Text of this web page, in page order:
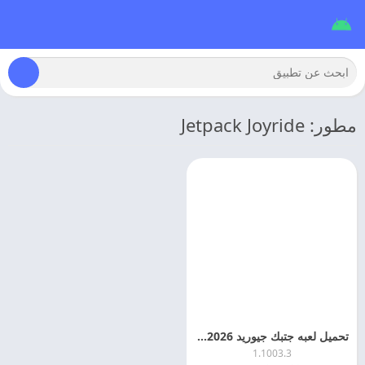
مطور: Jetpack Joyride
تحميل لعبه جتبك جيوريد 2026 Jetpack Joyride مهكره للاندرويد
1.1003.3